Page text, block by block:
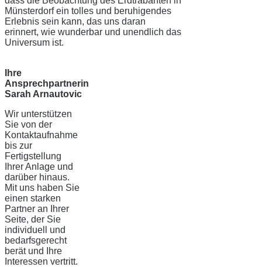
Münsterdorf ein tolles und beruhigendes
Erlebnis sein kann, das uns daran
erinnert, wie wunderbar und unendlich das
Universum ist.
Ihre
Ansprechpartnerin
Sarah Arnautovic
Wir unterstützen
Sie von der
Kontaktaufnahme
bis zur
Fertigstellung
Ihrer Anlage und
darüber hinaus.
Mit uns haben Sie
einen starken
Partner an Ihrer
Seite, der Sie
individuell und
bedarfsgerecht
berät und Ihre
Interessen vertritt.